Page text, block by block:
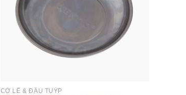
CỜ LÊ & ĐẦU TUÝP